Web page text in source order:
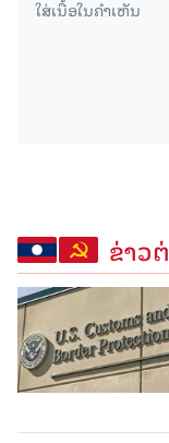
ຂ່າວ